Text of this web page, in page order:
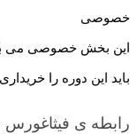
خصوصی
این بخش خصوصی می
باید این دوره را
رابطه ی فیثاغورس